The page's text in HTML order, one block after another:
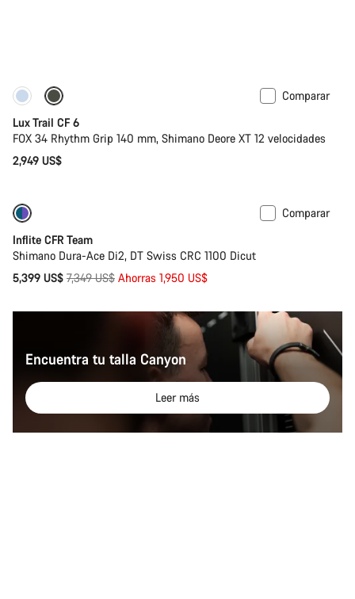
Nuevo
Comparar
Lux Trail CF 6
FOX 34 Rhythm Grip 140 mm, Shimano Deore XT 12 velocidades
2,949 US$
Comparar
Inflite CFR Team
Shimano Dura-Ace Di2, DT Swiss CRC 1100 Dicut
5,399 US$ Precio
7,349 US$ Ahorras 1,950 US$
Encuentra tu talla Canyon
Leer más